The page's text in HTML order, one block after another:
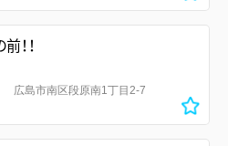
！！
広島市南区段原南1丁目2-7